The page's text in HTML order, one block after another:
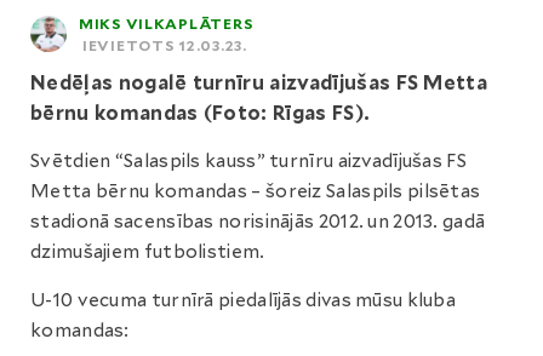
MIKS VILKAPLĀTERS
IEVIETOTS 12.03.23.
Nedēļas nogalē turnīru aizvadījušas FS Metta
bērnu komandas (Foto: Rīgas FS).
Svētdien “Salaspils kauss” turnīru aizvadījušas FS
Metta bērnu komandas – šoreiz Salaspils pilsētas
stadionā sacensības norisinājās 2012. un 2013. gadā
dzimušajiem futbolistiem.
U-10 vecuma turnīrā piedalījās divas mūsu kluba
komandas: